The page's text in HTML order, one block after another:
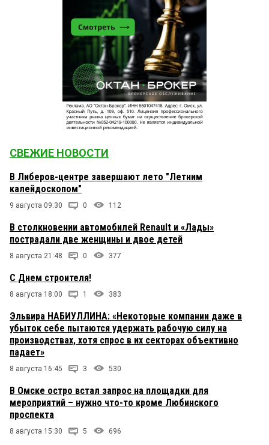
СВЕЖИЕ НОВОСТИ
В Либеров-центре завершают лето "Летним
калейдоскопом"
9 августа 09:30 0 112
В столкновении автомобилей Renault и «Лады»
пострадали две женщины и двое детей
8 августа 21:48 0 377
С Днем строителя!
8 августа 18:00 1 383
Эльвира НАБИУЛЛИНА: «Некоторые компании даже в
убыток себе пытаются удержать рабочую силу на
производствах, хотя спрос в их секторах объективно
падает»
8 августа 16:45 3 530
В Омске остро встал запрос на площадки для
мероприятий – нужно что-то кроме Любинского
проспекта
8 августа 15:30 5 696